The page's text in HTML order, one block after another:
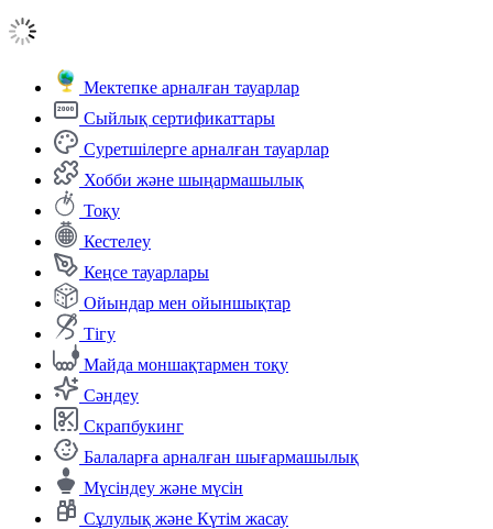
Мектепке арналған тауарлар
Сыйлық сертификаттары
Суретшілерге арналған тауарлар
Хобби және шыңармашылық
Тоқу
Кестелеу
Кеңсе тауарлары
Ойындар мен ойыншықтар
Тігу
Майда моншақтармен тоқу
Сәндеу
Скрапбукинг
Балаларға арналған шығармашылық
Мүсіндеу және мүсін
Сұлулық және Күтім жасау